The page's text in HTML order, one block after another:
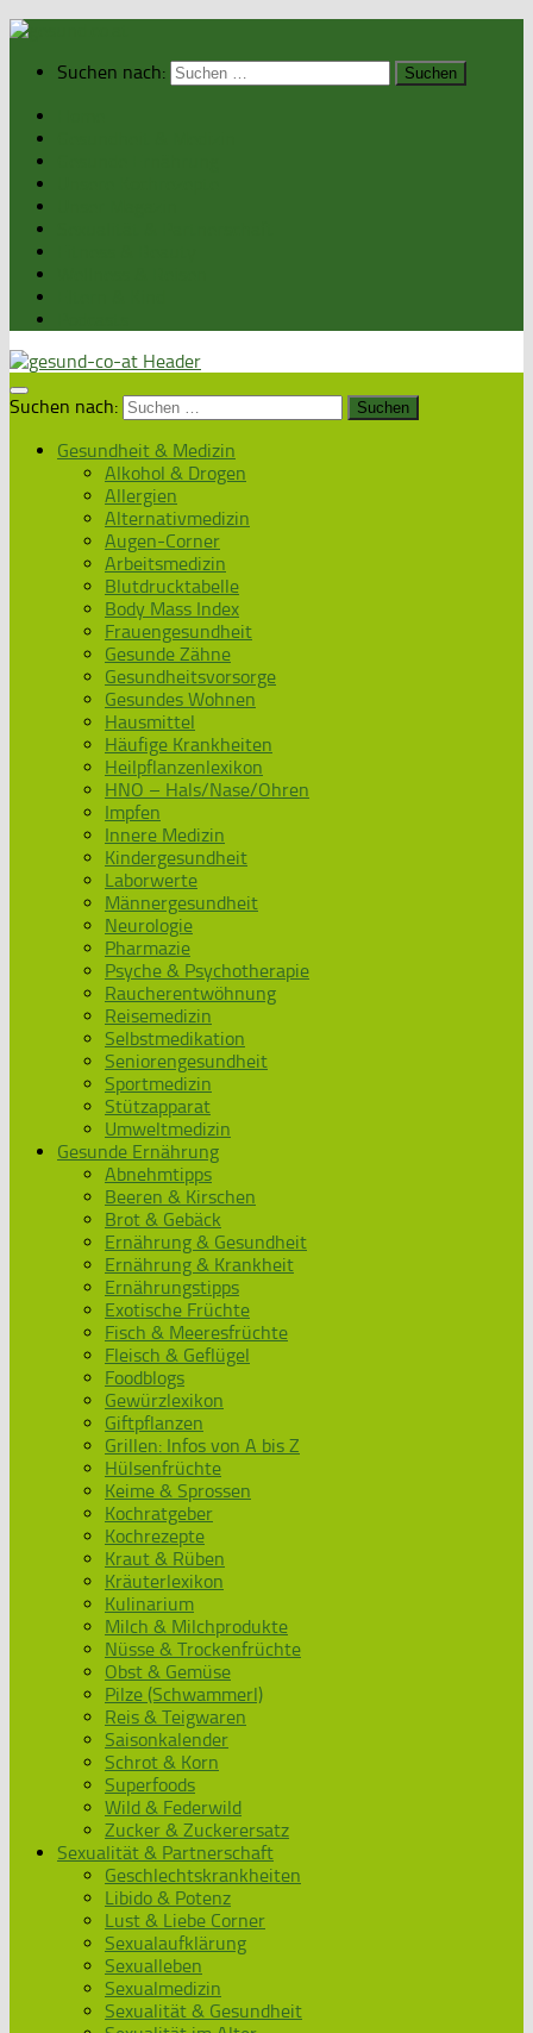
Suchen nach:
Suchen nach:
Gesundheit & Medizin
Alkohol & Drogen
Allergien
Alternativmedizin
Augen-Corner
Arbeitsmedizin
Blutdrucktabelle
Body Mass Index
Frauengesundheit
Gesunde Zähne
Gesundheitsvorsorge
Gesundes Wohnen
Hausmittel
Häufige Krankheiten
Heilpflanzenlexikon
HNO – Hals/Nase/Ohren
Impfen
Innere Medizin
Kindergesundheit
Laborwerte
Männergesundheit
Neurologie
Pharmazie
Psyche & Psychotherapie
Raucherentwöhnung
Reisemedizin
Selbstmedikation
Seniorengesundheit
Sportmedizin
Stützapparat
Umweltmedizin
Gesunde Ernährung
Abnehmtipps
Beeren & Kirschen
Brot & Gebäck
Ernährung & Gesundheit
Ernährung & Krankheit
Ernährungstipps
Exotische Früchte
Fisch & Meeresfrüchte
Fleisch & Geflügel
Foodblogs
Gewürzlexikon
Giftpflanzen
Grillen: Infos von A bis Z
Hülsenfrüchte
Keime & Sprossen
Kochratgeber
Kochrezepte
Kraut & Rüben
Kräuterlexikon
Kulinarium
Milch & Milchprodukte
Nüsse & Trockenfrüchte
Obst & Gemüse
Pilze (Schwammerl)
Reis & Teigwaren
Saisonkalender
Schrot & Korn
Superfoods
Wild & Federwild
Zucker & Zuckerersatz
Sexualität & Partnerschaft
Geschlechtskrankheiten
Libido & Potenz
Lust & Liebe Corner
Sexualaufklärung
Sexualleben
Sexualmedizin
Sexualität & Gesundheit